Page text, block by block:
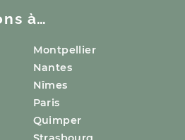
à…
Montpellier
Nantes
Nîmes
Paris
Quimper